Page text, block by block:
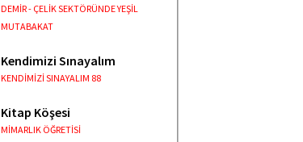
DEMİR - ÇELİK SEKTÖRÜNDE YEŞİL
MUTABAKAT
Kendimizi Sınayalım
KENDİMİZİ SINAYALIM 88
Kitap Köşesi
MİMARLIK ÖĞRETİSİ